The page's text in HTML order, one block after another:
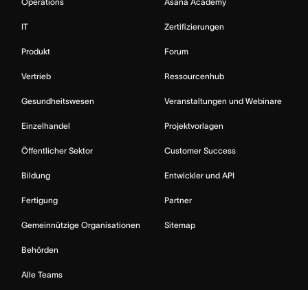
IT
Produkt
Vertrieb
Gesundheitswesen
Einzelhandel
Öffentlicher Sektor
Bildung
Fertigung
Gemeinnützige Organisationen
Behörden
Alle Teams
Zertifizierungen
Forum
Ressourcenhub
Veranstaltungen und Webinare
Projektvorlagen
Customer Success
Entwickler und API
Partner
Sitemap